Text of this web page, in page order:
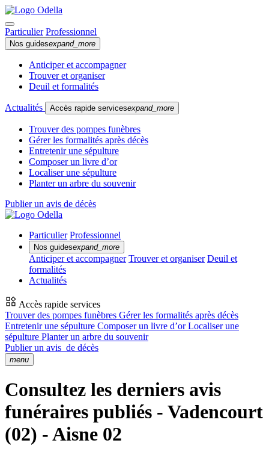
Particulier Professionnel
Nos guidesexpand_more
Anticiper et accompagner
Trouver et organiser
Deuil et formalités
Actualités Accès rapide servicesexpand_more
Trouver des pompes funèbres
Gérer les formalités après décès
Entretenir une sépulture
Composer un livre d’or
Localiser une sépulture
Planter un arbre du souvenir
Publier un avis de décès
Particulier Professionnel
Nos guidesexpand_more
Anticiper et accompagner Trouver et organiser Deuil et
formalités
Actualités
Accès rapide services
Trouver des pompes funèbres Gérer les formalités après décès
Entretenir une sépulture Composer un livre d’orLocaliser une
sépulture Planter un arbre du souvenir
Publier un avis de décès
menu
Consultez les derniers avis
funéraires publiés - Vadencourt
(02) - Aisne 02